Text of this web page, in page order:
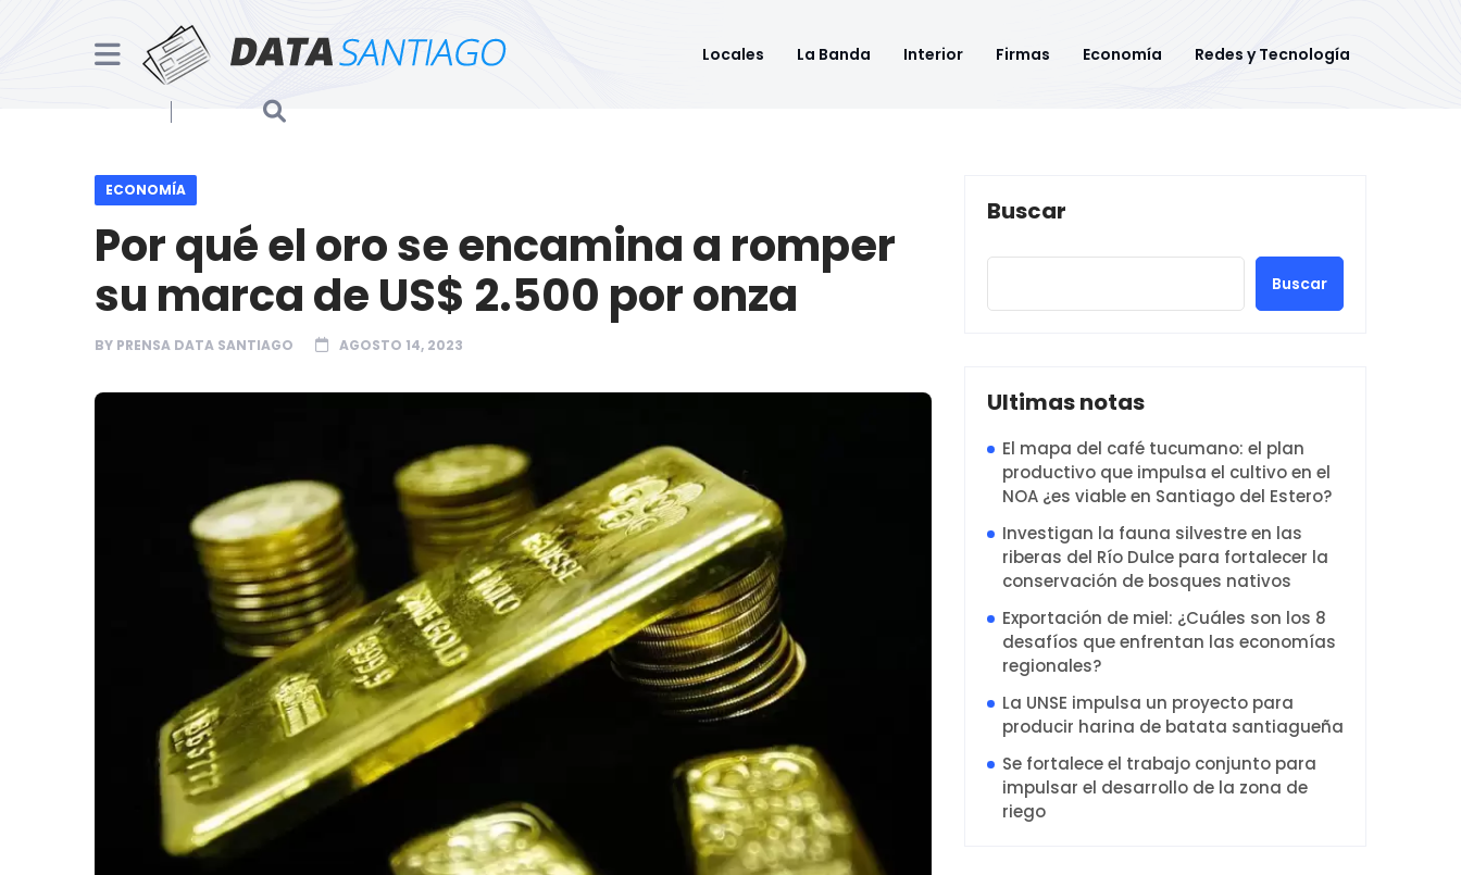
Locales La Banda Interior Firmas Economía Redes y Tecnología
ECONOMÍA
Por qué el oro se encamina a romper
su marca de US$ 2.500 por onza
BY PRENSA DATA SANTIAGO AGOSTO 14, 2023
Buscar
Buscar
Ultimas notas
El mapa del café tucumano: el plan
productivo que impulsa el cultivo en el
NOA ¿es viable en Santiago del Estero?
Investigan la fauna silvestre en las
riberas del Río Dulce para fortalecer la
conservación de bosques nativos
Exportación de miel: ¿Cuáles son los 8
desafíos que enfrentan las economías
regionales?
La UNSE impulsa un proyecto para
producir harina de batata santiagueña
Se fortalece el trabajo conjunto para
impulsar el desarrollo de la zona de
riego